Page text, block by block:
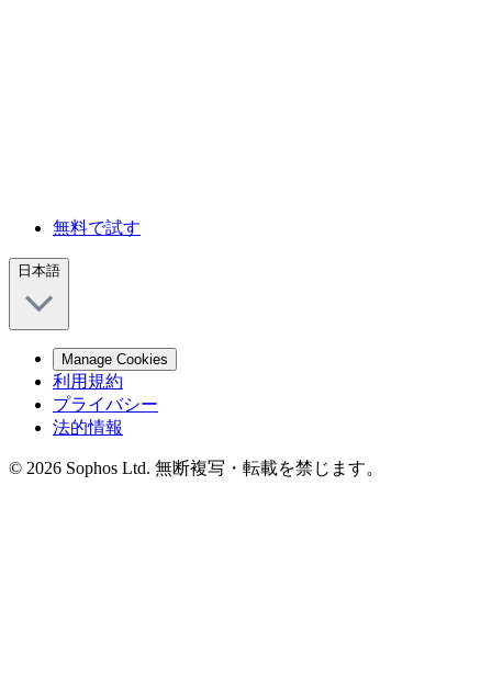
無料で試す
日本語
Manage Cookies
利用規約
プライバシー
法的情報
© 2026 Sophos Ltd. 無断複写・転載を禁じます。